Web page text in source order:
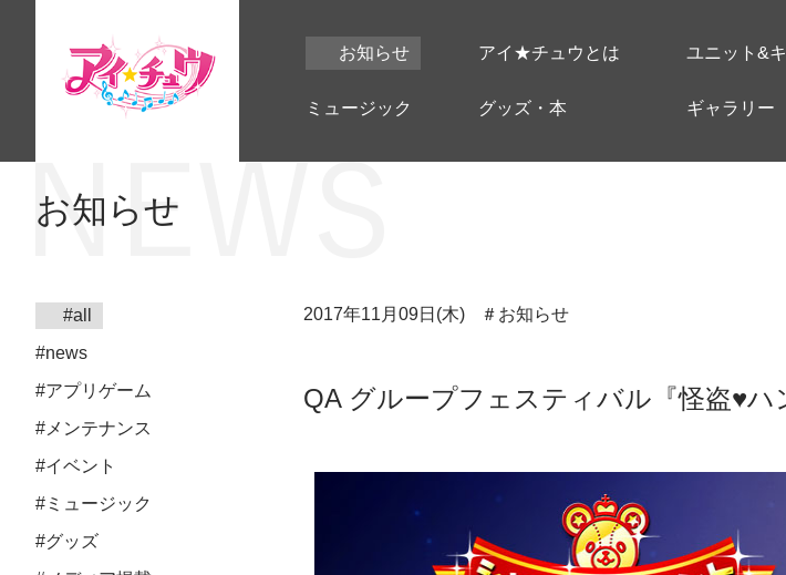
お知らせ アイ★チュウとは ユニット&
ミュージック グッズ・本 ギャラリー
お知らせ
#all
#news
#アプリゲーム
#メンテナンス
#イベント
#ミュージック
#グッズ
2017年11月09日(木) ＃お知らせ
QA グループフェスティバル『怪盗♥ハ